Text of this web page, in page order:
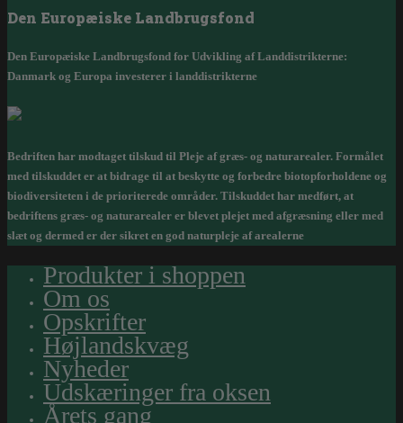
Den Europæiske Landbrugsfond
Den Europæiske Landbrugsfond for Udvikling af Landdistrikterne:
Danmark og Europa investerer i landdistrikterne
Bedriften har modtaget tilskud til Pleje af græs- og naturarealer. Formålet
med tilskuddet er at bidrage til at beskytte og forbedre biotopforholdene og
biodiversiteten i de prioriterede områder. Tilskuddet har medført, at
bedriftens græs- og naturarealer er blevet plejet med afgræsning eller med
slæt og dermed er der sikret en god naturpleje af arealerne
Produkter i shoppen
Om os
Opskrifter
Højlandskvæg
Nyheder
Udskæringer fra oksen
Årets gang